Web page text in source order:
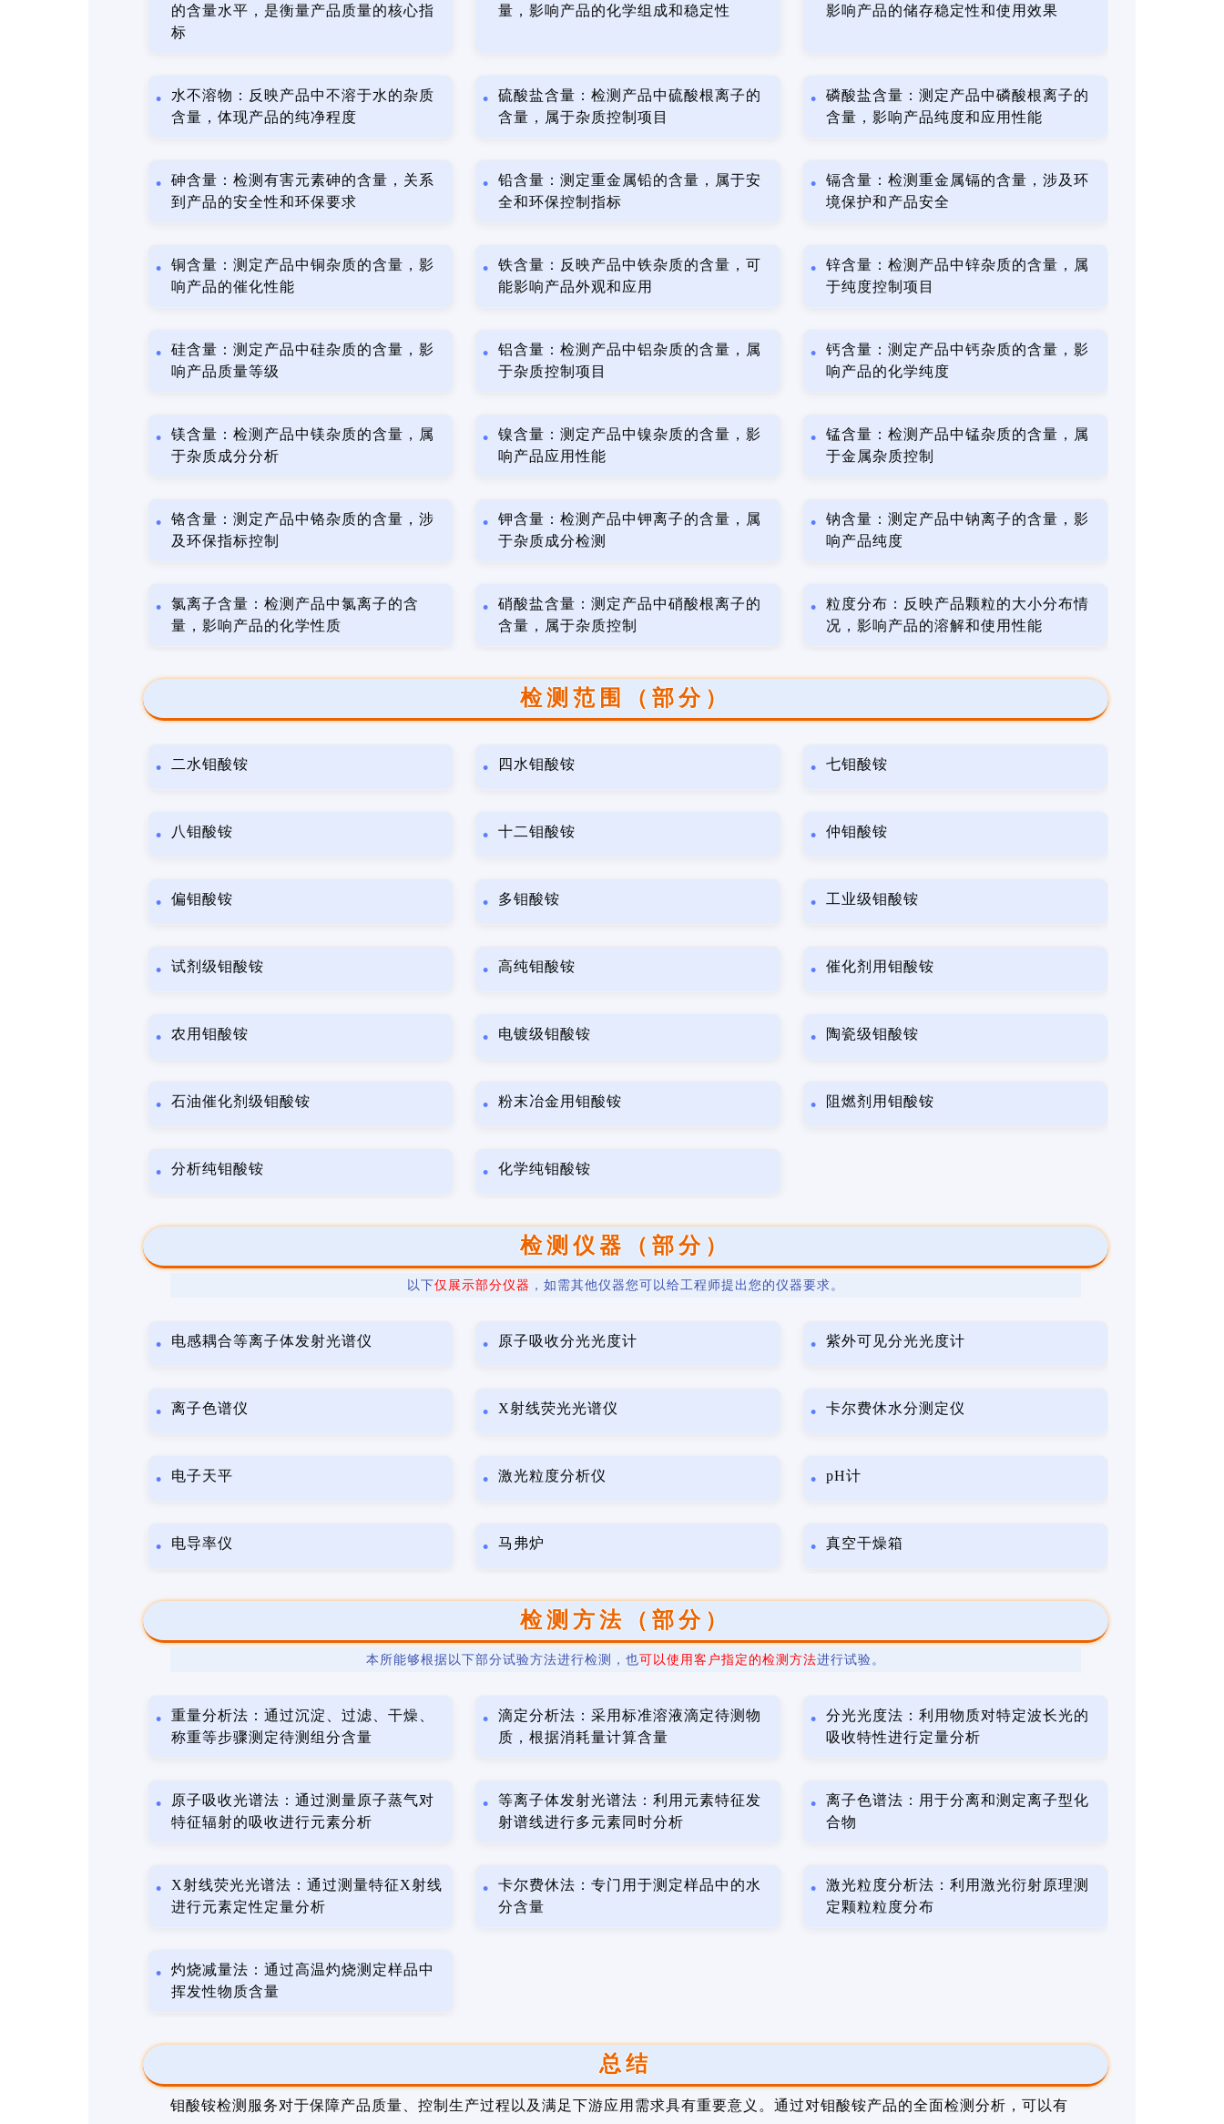
的含量水平，是衡量产品质量的核心指
标
量，影响产品的化学组成和稳定性
影响产品的储存稳定性和使用效果
水不溶物：反映产品中不溶于水的杂质
含量，体现产品的纯净程度
硫酸盐含量：检测产品中硫酸根离子的
含量，属于杂质控制项目
磷酸盐含量：测定产品中磷酸根离子的
含量，影响产品纯度和应用性能
砷含量：检测有害元素砷的含量，关系
到产品的安全性和环保要求
铅含量：测定重金属铅的含量，属于安
全和环保控制指标
镉含量：检测重金属镉的含量，涉及环
境保护和产品安全
铜含量：测定产品中铜杂质的含量，影
响产品的催化性能
铁含量：反映产品中铁杂质的含量，可
能影响产品外观和应用
锌含量：检测产品中锌杂质的含量，属
于纯度控制项目
硅含量：测定产品中硅杂质的含量，影
响产品质量等级
铝含量：检测产品中铝杂质的含量，属
于杂质控制项目
钙含量：测定产品中钙杂质的含量，影
响产品的化学纯度
镁含量：检测产品中镁杂质的含量，属
于杂质成分分析
镍含量：测定产品中镍杂质的含量，影
响产品应用性能
锰含量：检测产品中锰杂质的含量，属
于金属杂质控制
铬含量：测定产品中铬杂质的含量，涉
及环保指标控制
钾含量：检测产品中钾离子的含量，属
于杂质成分检测
钠含量：测定产品中钠离子的含量，影
响产品纯度
氯离子含量：检测产品中氯离子的含
量，影响产品的化学性质
硝酸盐含量：测定产品中硝酸根离子的
含量，属于杂质控制
粒度分布：反映产品颗粒的大小分布情
况，影响产品的溶解和使用性能
检测范围（部分）
二水钼酸铵 四水钼酸铵 七钼酸铵
八钼酸铵 十二钼酸铵 仲钼酸铵
偏钼酸铵 多钼酸铵 工业级钼酸铵
试剂级钼酸铵 高纯钼酸铵 催化剂用钼酸铵
农用钼酸铵 电镀级钼酸铵 陶瓷级钼酸铵
石油催化剂级钼酸铵 粉末冶金用钼酸铵 阻燃剂用钼酸铵
分析纯钼酸铵 化学纯钼酸铵
检测仪器（部分）
以下仅展示部分仪器 ，如需其他仪器您可以给工程师提出您的仪器要求。
电感耦合等离子体发射光谱仪 原子吸收分光光度计 紫外可见分光光度计
离子色谱仪 X射线荧光光谱仪 卡尔费休水分测定仪
电子天平 激光粒度分析仪 pH计
电导率仪 马弗炉 真空干燥箱
检测方法（部分）
本所能够根据以下部分试验方法进行检测，也可以使用客户指定的检测方法进行试验。
重量分析法：通过沉淀、过滤、干燥、
称重等步骤测定待测组分含量
滴定分析法：采用标准溶液滴定待测物
质，根据消耗量计算含量
分光光度法：利用物质对特定波长光的
吸收特性进行定量分析
原子吸收光谱法：通过测量原子蒸气对
特征辐射的吸收进行元素分析
等离子体发射光谱法：利用元素特征发
射谱线进行多元素同时分析
离子色谱法：用于分离和测定离子型化
合物
X射线荧光光谱法：通过测量特征X射线
进行元素定性定量分析
卡尔费休法：专门用于测定样品中的水
分含量
激光粒度分析法：利用激光衍射原理测
定颗粒粒度分布
灼烧减量法：通过高温灼烧测定样品中
挥发性物质含量
总结
钼酸铵检测服务对于保障产品质量、控制生产过程以及满足下游应用需求具有重要意义。通过对钼酸铵产品的全面检测分析，可以有